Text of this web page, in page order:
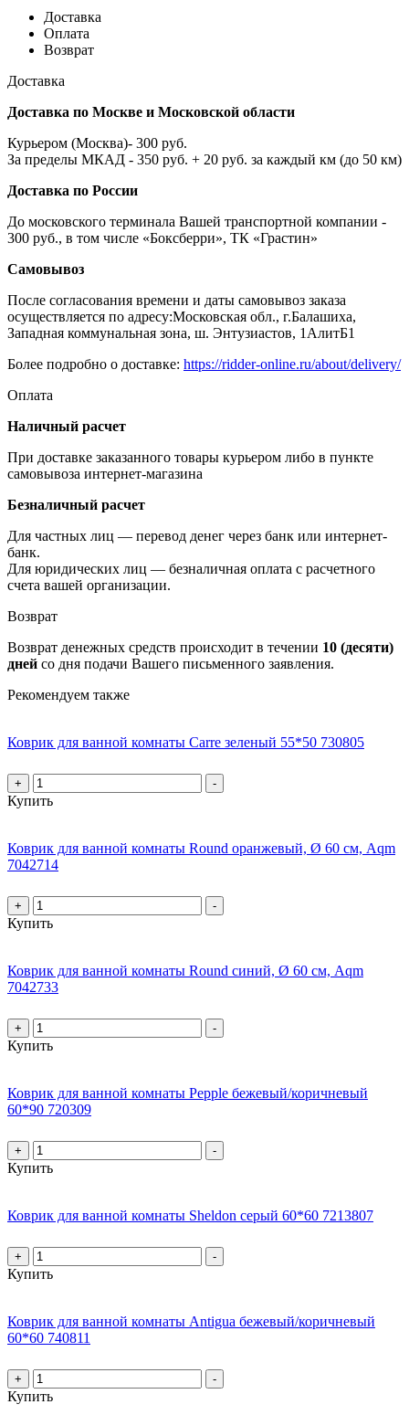
Доставка
Оплата
Возврат
Доставка
Доставка по Москве и Московской области
Курьером (Москва)- 300 руб.
За пределы МКАД - 350 руб. + 20 руб. за каждый км (до 50 км)
Доставка по России
До московского терминала Вашей транспортной компании -
300 руб., в том числе «Боксберри», ТК «Грастин»
Самовывоз
После согласования времени и даты самовывоз заказа
осуществляется по адресу:Московская обл., г.Балашиха,
Западная коммунальная зона, ш. Энтузиастов, 1АлитБ1
Более подробно о доставке: https://ridder-online.ru/about/delivery/
Оплата
Наличный расчет
При доставке заказанного товары курьером либо в пункте
самовывоза интернет-магазина
Безналичный расчет
Для частных лиц — перевод денег через банк или интернет-
банк.
Для юридических лиц — безналичная оплата с расчетного
счета вашей организации.
Возврат
Возврат денежных средств происходит в течении 10 (десяти)
дней со дня подачи Вашего письменного заявления.
Рекомендуем также
Коврик для ванной комнаты Carre зеленый 55*50 730805
+ -
Купить
Коврик для ванной комнаты Round оранжевый, Ø 60 см, Aqm
7042714
+ -
Купить
Коврик для ванной комнаты Round синий, Ø 60 см, Aqm
7042733
+ -
Купить
Коврик для ванной комнаты Pepple бежевый/коричневый
60*90 720309
+ -
Купить
Коврик для ванной комнаты Sheldon серый 60*60 7213807
+ -
Купить
Коврик для ванной комнаты Antigua бежевый/коричневый
60*60 740811
+ -
Купить